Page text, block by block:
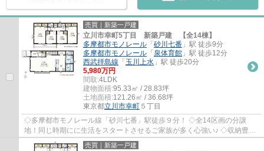
売買｜新築一戸建
立川市幸町5丁目 新築戸建 【全14棟】
多摩都市モノレール 「 砂川七番 」駅 徒歩9分
多摩都市モノレール 「 泉体育館 」駅 徒歩12分
西武拝島線 「 玉川上水 」駅 徒歩20分
5,980万円
間取:4LDK
建物面積:95.33㎡ / 28.83坪
土地面積:121.26㎡ / 36.68坪
東京都立川市幸町 ５丁目
◇多摩都市モノレール線「砂川七番」駅徒歩９分！ ◇全14区画の分譲
地！同じ時期にに生活をスタートさせるご家族が多く心強い♪ ◇収納豊富
な4LDK+並列駐車2台分！ ◇前面道路幅6.0mで駐車...
売買｜新築一戸建